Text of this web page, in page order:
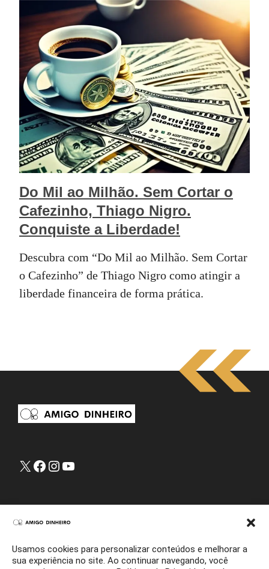
Usamos cookies para personalizar conteúdos e melhorar a
sua experiência no site. Ao continuar navegando, você
Do Mil ao Milhão. Sem Cortar o
Cafezinho, Thiago Nigro.
Conquiste a Liberdade!
Descubra com “Do Mil ao Milhão. Sem Cortar
o Cafezinho” de Thiago Nigro como atingir a
liberdade financeira de forma prática.
X Facebook Instagram Youtube
Pesquisa
Contato
Home